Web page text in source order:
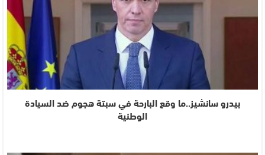
بيدرو سانشيز..ما وقع البارحة في سبتة هجوم ضد السيادة
الوطنية